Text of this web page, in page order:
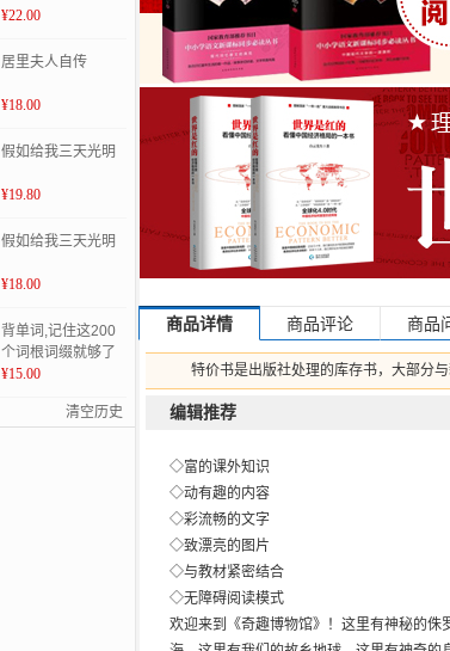
编写 含文言文32
¥22.00
居里夫人自传
¥18.00
假如给我三天光明
¥19.80
假如给我三天光明
¥18.00
背单词,记住这200
个词根词缀就够了
¥15.00
清空历史
商品详情 商品评论 商品
特价书是出版社处理的库存书，大部分
编辑推荐
◇富的课外知识
◇动有趣的内容
◇彩流畅的文字
◇致漂亮的图片
◇与教材紧密结合
◇无障碍阅读模式
欢迎来到《奇趣博物馆》！这里有神秘的